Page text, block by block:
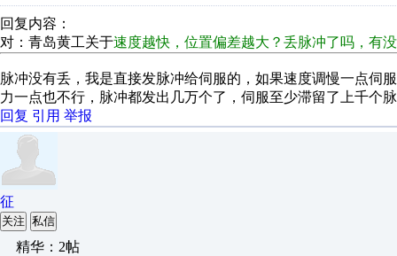
回复内容：
对：青岛黄工关于速度越快，位置偏差越大？丢脉冲了吗，有
脉冲没有丢，我是直接发脉冲给伺服的，如果速度调慢一点伺
力一点也不行，脉冲都发出几万个了，伺服至少滞留了上千个
回复 引用 举报
征
关注 私信
精华：2帖